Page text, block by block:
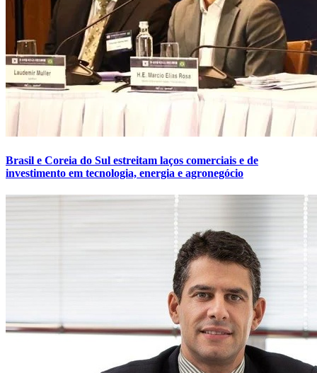
Brasil e Coreia do Sul estreitam laços comerciais e de
investimento em tecnologia, energia e agronegócio